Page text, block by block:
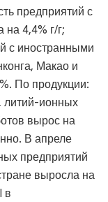
предприятий с
4,4% г/г;
с иностранными
Макао и
По продукции:
литий-ионных
вырос на
В апреле
предприятий
выросла на
в